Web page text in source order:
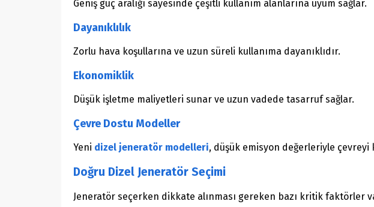
Geniş güç aralığı sayesinde çeşitli kullanım alanlarına uyum sağlar.
Dayanıklılık
Zorlu hava koşullarına ve uzun süreli kullanıma dayanıklıdır.
Ekonomiklik
Düşük işletme maliyetleri sunar ve uzun vadede tasarruf sağlar.
Çevre Dostu Modeller
Yeni dizel jeneratör modelleri, düşük emisyon değerleriyle çevreyi
Doğru Dizel Jeneratör Seçimi
Jeneratör seçerken dikkate alınması gereken bazı kritik faktörler